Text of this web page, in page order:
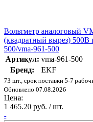
Вольтметр аналоговый
(квадратный вырез) 500В
500/vma-961-500
Артикул: vma-961-500
Бренд:
EKF
73 шт., срок поставки 5-7
Обновлено 07.08.2026
Цена:
1 465.20 руб. / шт.
-